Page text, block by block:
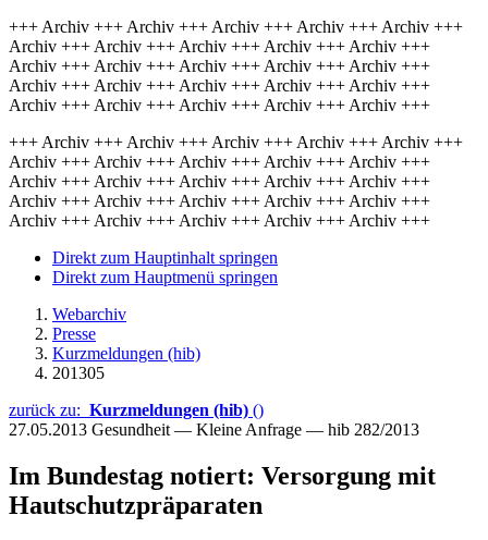
+++ Archiv +++ Archiv +++ Archiv +++ Archiv +++ Archiv +++
Archiv +++ Archiv +++ Archiv +++ Archiv +++ Archiv +++
Archiv +++ Archiv +++ Archiv +++ Archiv +++ Archiv +++
Archiv +++ Archiv +++ Archiv +++ Archiv +++ Archiv +++
Archiv +++ Archiv +++ Archiv +++ Archiv +++ Archiv +++
+++ Archiv +++ Archiv +++ Archiv +++ Archiv +++ Archiv +++
Archiv +++ Archiv +++ Archiv +++ Archiv +++ Archiv +++
Archiv +++ Archiv +++ Archiv +++ Archiv +++ Archiv +++
Archiv +++ Archiv +++ Archiv +++ Archiv +++ Archiv +++
Archiv +++ Archiv +++ Archiv +++ Archiv +++ Archiv +++
Direkt zum Hauptinhalt springen
Direkt zum Hauptmenü springen
Webarchiv
Presse
Kurzmeldungen (hib)
201305
zurück zu: Kurzmeldungen (hib) ()
27.05.2013 Gesundheit — Kleine Anfrage — hib 282/2013
Im Bundestag notiert: Versorgung mit
Hautschutzpräparaten